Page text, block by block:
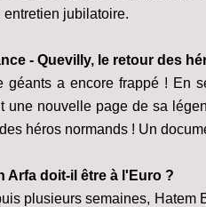
entretien jubilatoire.
- Quevilly, le retour des
géants a encore frappé ! En
une nouvelle page de sa
héros normands ! Un
Arfa doit-il être à l'Euro ?
plusieurs semaines,